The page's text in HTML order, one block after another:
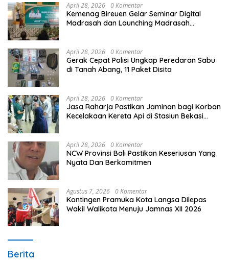
April 28, 2026 0 Komentar
Kemenag Bireuen Gelar Seminar Digital
Madrasah dan Launching Madrasah
April 28, 2026 0 Komentar
Gerak Cepat Polisi Ungkap Peredaran Sabu
di Tanah Abang, 11 Paket Disita
April 28, 2026 0 Komentar
Jasa Raharja Pastikan Jaminan bagi Korban
Kecelakaan Kereta Api di Stasiun Bekasi
April 28, 2026 0 Komentar
NCW Provinsi Bali Pastikan Keseriusan Yang
Nyata Dan Berkomitmen
Agustus 7, 2026 0 Komentar
Kontingen Pramuka Kota Langsa Dilepas
Wakil Walikota Menuju Jamnas XII 2026
Berita